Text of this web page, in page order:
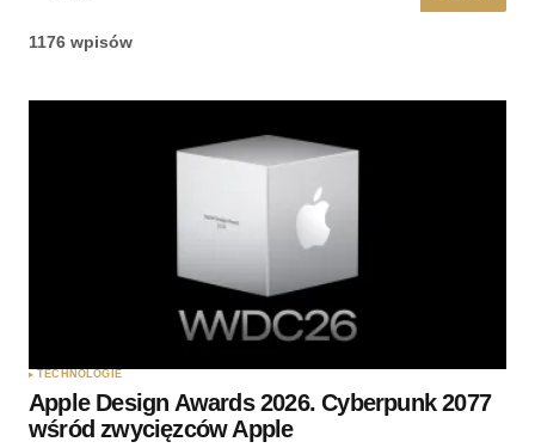
1176 wpisów
TECHNOLOGIE
Apple Design Awards 2026. Cyberpunk 2077
wśród zwycięzców Apple